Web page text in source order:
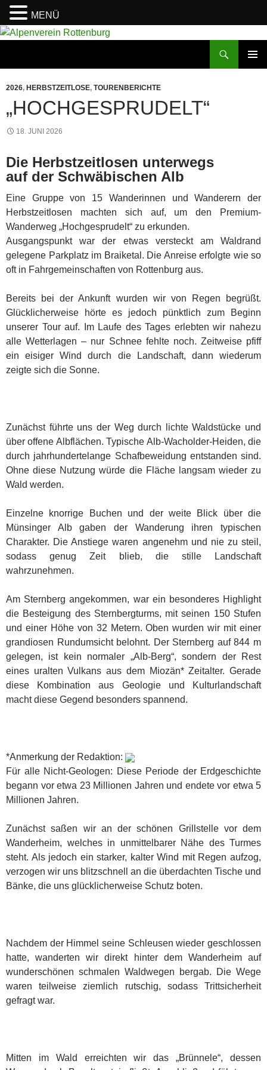
Zum
2026, HERBSTZEITLOSE, TOURENBERICHTE
„HOCHGESPRUDELT“
18. JUNI 2026
Die Herbstzeitlosen unterwegs
auf der Schwäbischen Alb
Eine Gruppe von 15 Wanderinnen und Wanderern der
Herbstzeitlosen machten sich auf, um den Premium-
Wanderweg „Hochgesprudelt“ zu erkunden.
Ausgangspunkt war der etwas versteckt am Waldrand
gelegene Parkplatz im Braiketal. Die Anreise erfolgte wie so
oft in Fahrgemeinschaften von Rottenburg aus.
Bereits bei der Ankunft wurden wir von Regen begrüßt.
Glücklicherweise hörte es jedoch pünktlich zum Beginn
unserer Tour auf. Im Laufe des Tages erlebten wir nahezu
alle Wetterlagen – nur Schnee fehlte noch. Zeitweise pfiff
ein eisiger Wind durch die Landschaft, dann wiederum
zeigte sich die Sonne.
Zunächst führte uns der Weg durch lichte Waldstücke und
über offene Albflächen. Typische Alb-Wacholder-Heiden, die
durch jahrhundertelange Schafbeweidung entstanden sind.
Ohne diese Nutzung würde die Fläche langsam wieder zu
Wald werden.
Einzelne knorrige Buchen und der weite Blick über die
Münsinger Alb gaben der Wanderung ihren typischen
Charakter. Die Anstiege waren angenehm und nie zu steil,
sodass genug Zeit blieb, die stille Landschaft
wahrzunehmen.
Am Sternberg angekommen, war ein besonderes Highlight
die Besteigung des Sternbergturms, mit seinen 150 Stufen
und einer Höhe von 32 Metern. Oben wurden wir mit einer
grandiosen Rundumsicht belohnt. Der Sternberg auf 844 m
gelegen, ist kein normaler „Alb-Berg“, sondern der Rest
eines uralten Vulkans aus dem Miozän* Zeitalter. Gerade
diese Kombination aus Geologie und Kulturlandschaft
macht diese Gegend besonders spannend.
*Anmerkung der Redaktion:
Für alle Nicht-Geologen: Diese Periode der Erdgeschichte
begann vor etwa 23 Millionen Jahren und endete vor etwa 5
Millionen Jahren.
Zunächst saßen wir an der schönen Grillstelle vor dem
Wanderheim, welches in unmittelbarer Nähe des Turmes
steht. Als jedoch ein starker, kalter Wind mit Regen aufzog,
verzogen wir uns blitzschnell an die überdachten Tische und
Bänke, die uns glücklicherweise Schutz boten.
Nachdem der Himmel seine Schleusen wieder geschlossen
hatte, wanderten wir direkt hinter dem Wanderheim auf
wunderschönen schmalen Waldwegen bergab. Die Wege
waren teilweise ziemlich rutschig, sodass Trittsicherheit
gefragt war.
Mitten im Wald erreichten wir das „Brünnele“, dessen
MENÜ